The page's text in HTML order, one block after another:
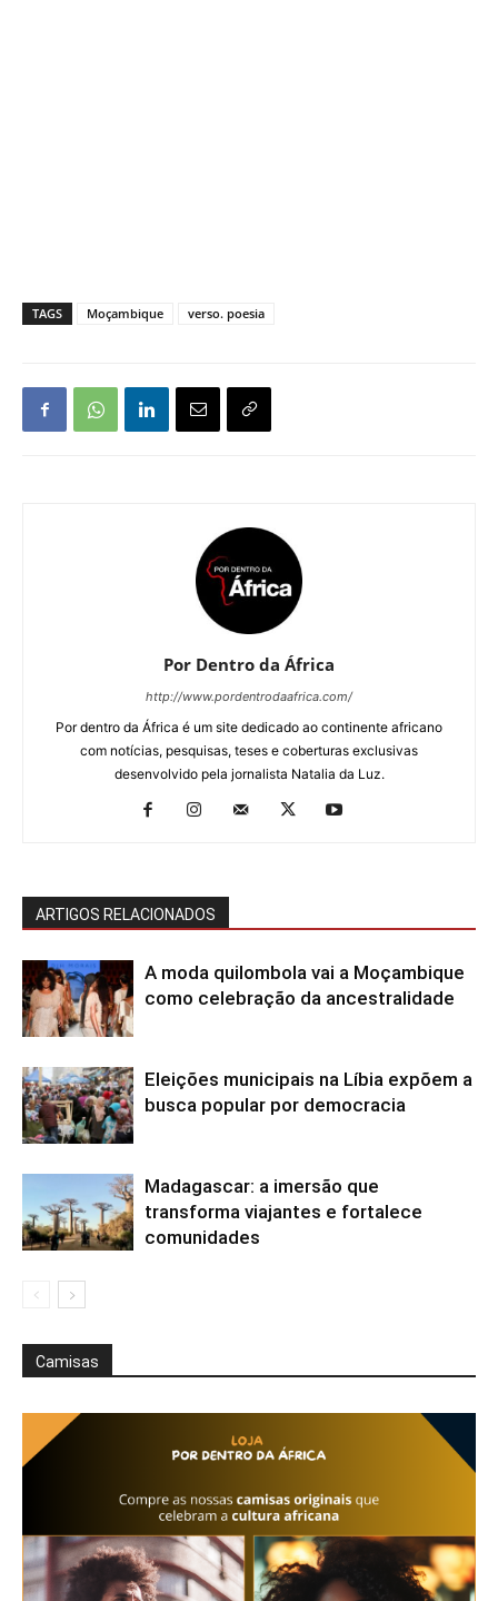
TAGS Moçambique verso. poesia
Por Dentro da África
http://www.pordentrodaafrica.com/
Por dentro da África é um site dedicado ao continente africano
com notícias, pesquisas, teses e coberturas exclusivas
desenvolvido pela jornalista Natalia da Luz.
ARTIGOS RELACIONADOS
A moda quilombola vai a Moçambique
como celebração da ancestralidade
Eleições municipais na Líbia expõem a
busca popular por democracia
Madagascar: a imersão que
transforma viajantes e fortalece
comunidades
Camisas